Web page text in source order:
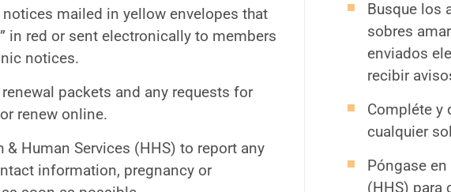
mailed in yellow envelopes that
in red or sent electronically to members
notices.
packets and any requests for
renew online.
& Human Services (HHS) to report any
information, pregnancy or
Busque los
sobres
enviados
recibir
Compléte y
cualquier
Póngase
(HHS) para